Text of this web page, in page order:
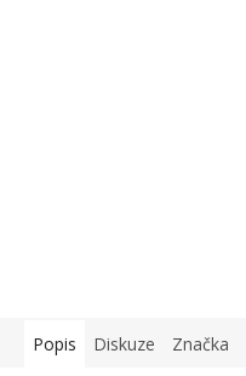
Popis Diskuze Značka